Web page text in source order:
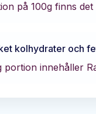
på 100g finns det
kolhydrater och
portion innehåller